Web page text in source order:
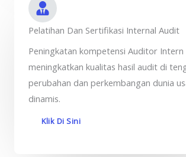
Pelatihan Dan Sertifikasi Internal Audit
Peningkatan kompetensi Auditor Intern
meningkatkan kualitas hasil audit di
perubahan dan perkembangan dunia
dinamis.
Klik Di Sini